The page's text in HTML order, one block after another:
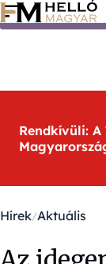
Ugrás a
Rendkívüli:
Hírek Aktuális